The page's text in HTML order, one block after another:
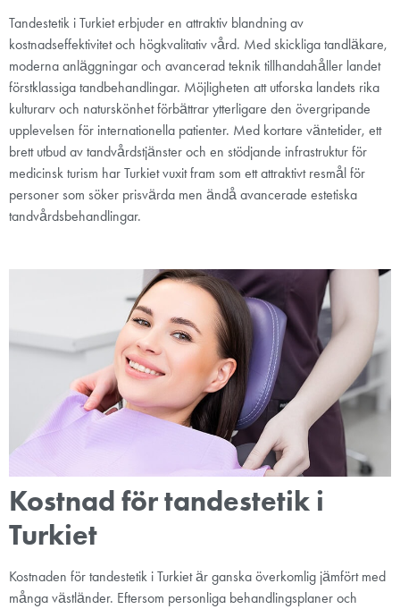
Tandestetik i Turkiet erbjuder en attraktiv blandning av
kostnadseffektivitet och högkvalitativ vård. Med skickliga tandläkare,
moderna anläggningar och avancerad teknik tillhandahåller landet
förstklassiga tandbehandlingar. Möjligheten att utforska landets rika
kulturarv och naturskönhet förbättrar ytterligare den övergripande
upplevelsen för internationella patienter. Med kortare väntetider, ett
brett utbud av tandvårdstjänster och en stödjande infrastruktur för
medicinsk turism har Turkiet vuxit fram som ett attraktivt resmål för
personer som söker prisvärda men ändå avancerade estetiska
tandvårdsbehandlingar.
Kostnad för tandestetik i
Turkiet
Kostnaden för tandestetik i Turkiet är ganska överkomlig jämfört med
många västländer. Eftersom personliga behandlingsplaner och